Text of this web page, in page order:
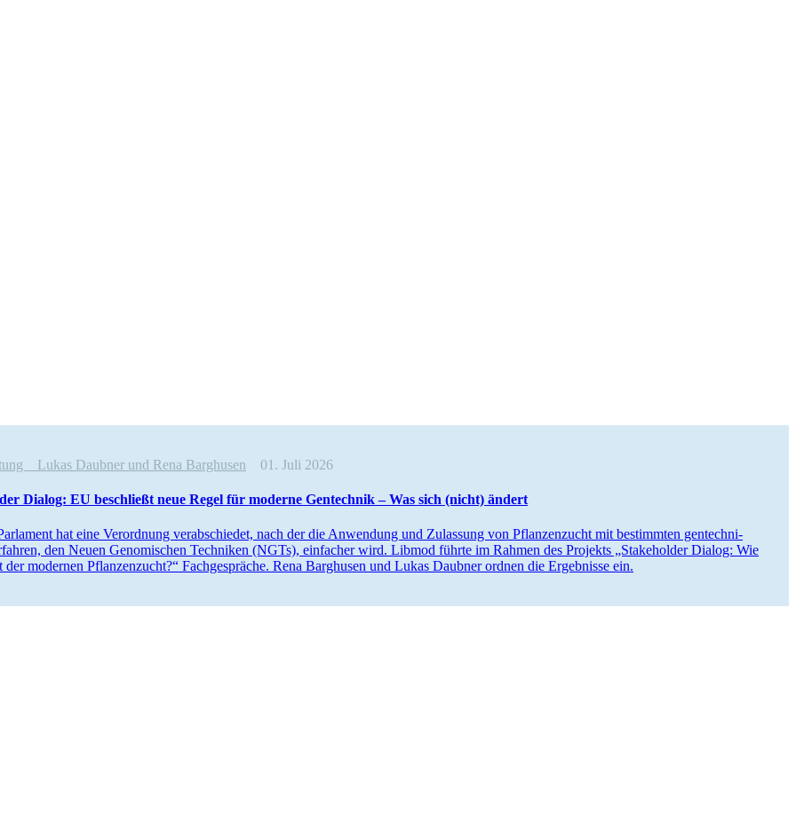
Lukas Daubner und Rena Barghusen 01. Juli 2026
Dialog: EU beschließt neue Regel für moderne Gentechnik – Was sich (nicht) ändert
hat eine Verordnung verab­schiedet, nach der die Anwendung und Zulassung von Pflan­zen­zucht mit bestimmten gentech­ni­
den Neuen Genomi­schen Techniken (NGTs), einfacher wird. Libmod führte im Rahmen des Projekts „Stake­holder Dialog: Wie
der modernen Pflan­zen­zucht?“ Fachge­spräche. Rena Barghusen und Lukas Daubner ordnen die Ergeb­nisse ein.